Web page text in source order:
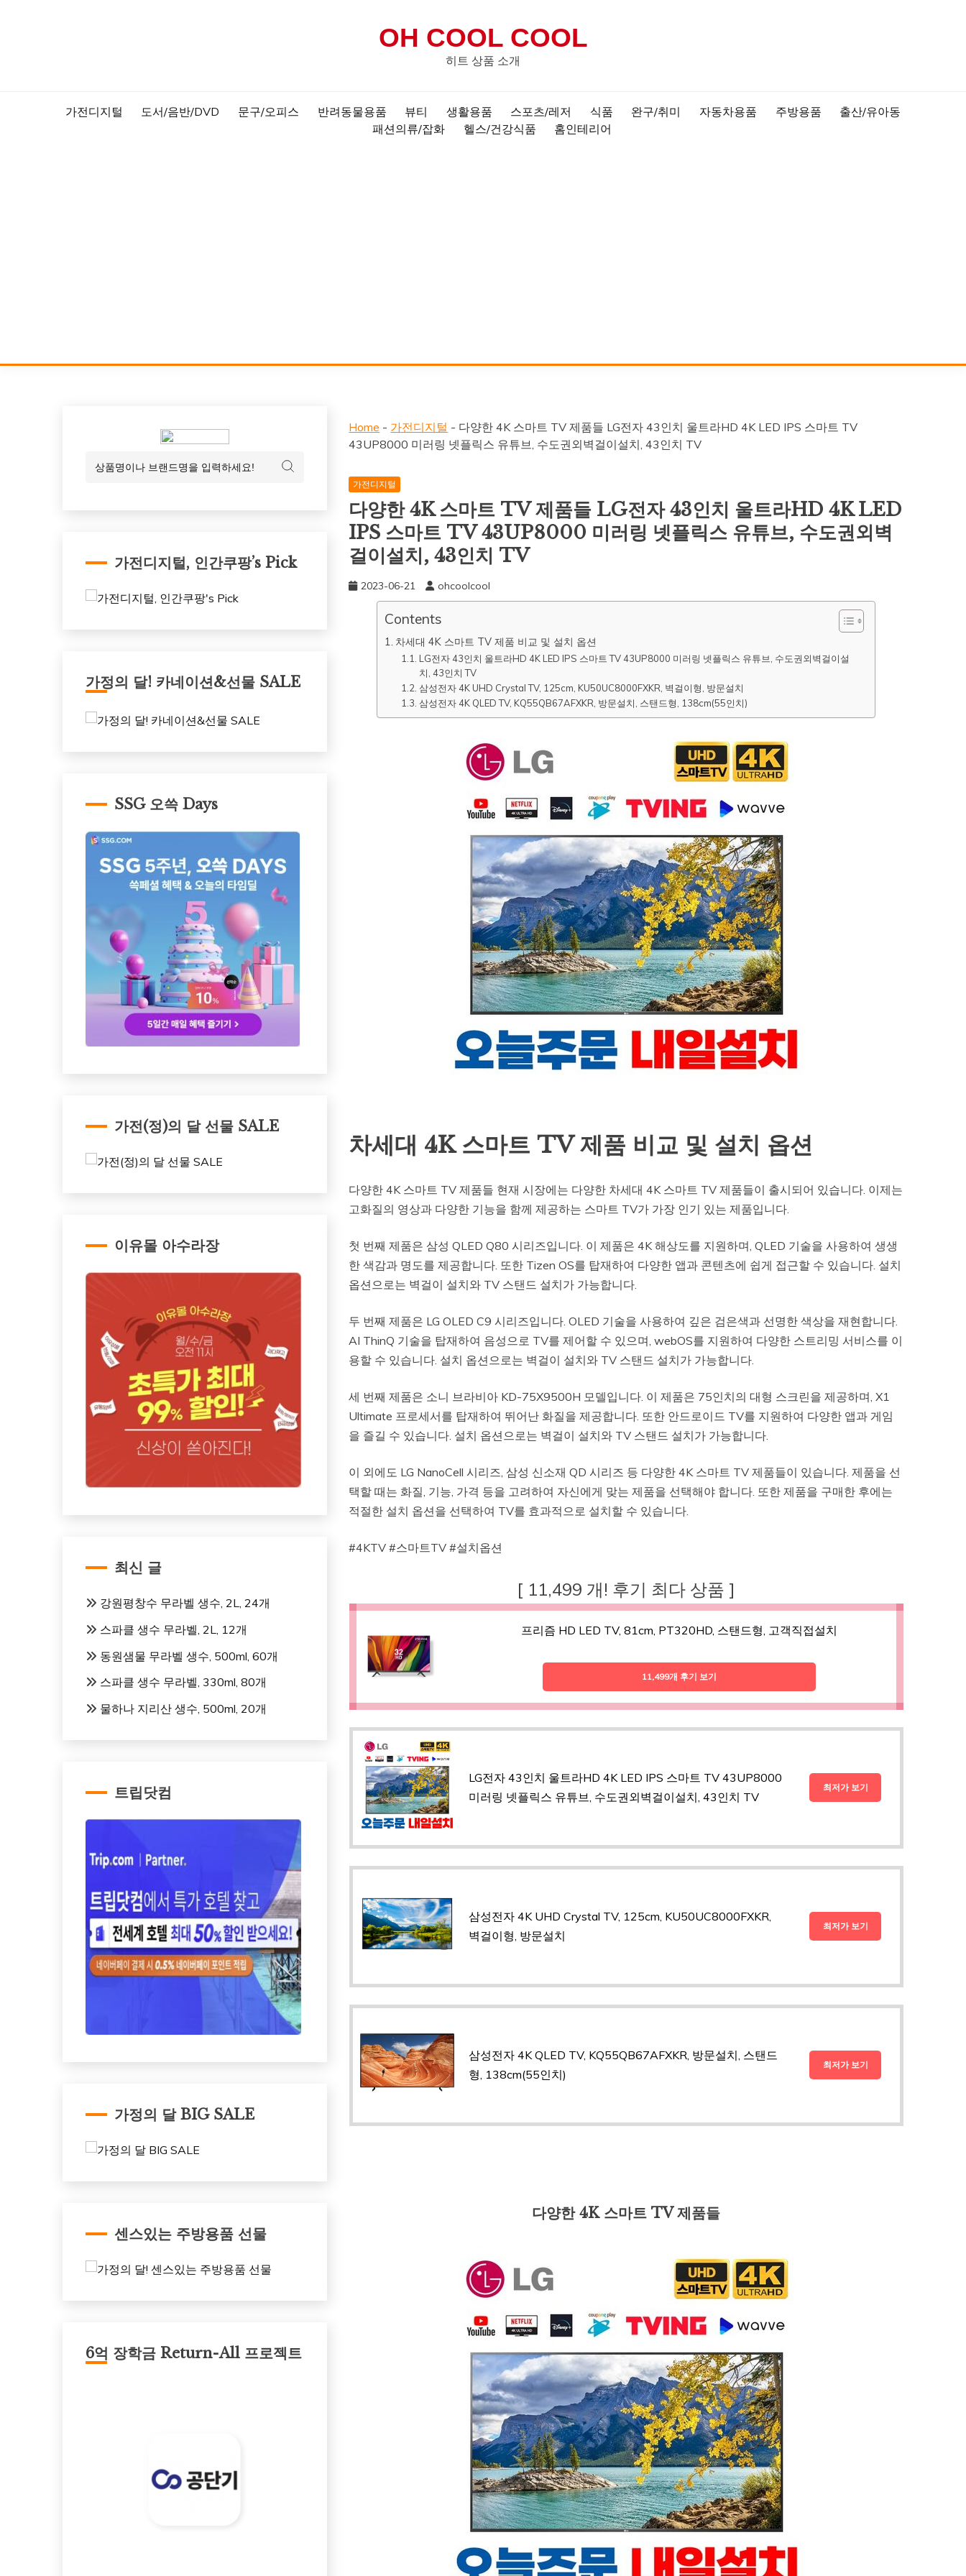
OH COOL COOL
히트 상품 소개
가전디지털 도서/음반/DVD 문구/오피스 반려동물용품 뷰티 생활용품 스포츠/레저 식품 완구/취미 자동차용품 주방용품
출산/유아동
패션의류/잡화
헬스/건강식품 홈인테리어
Home - 가전디지털 - 다양한 4K 스마트 TV 제품들 LG전자 43인치 울트라HD 4K LED IPS 스마트 TV
43UP8000 미러링 넷플릭스 유튜브, 수도권외벽걸이설치, 43인치 TV
가전디지털
다양한 4K 스마트 TV 제품들 LG전자 43인치 울트라HD 4K LED
IPS 스마트 TV 43UP8000 미러링 넷플릭스 유튜브, 수도권외벽
걸이설치, 43인치 TV
2023-06-21 ohcoolcool
Contents
차세대 4K 스마트 TV 제품 비교 및 설치 옵션
LG전자 43인치 울트라HD 4K LED IPS 스마트 TV 43UP8000 미러링 넷플릭스 유튜브, 수도권외벽걸이설
치, 43인치 TV
삼성전자 4K UHD Crystal TV, 125cm, KU50UC8000FXKR, 벽걸이형, 방문설치
삼성전자 4K QLED TV, KQ55QB67AFXKR, 방문설치, 스탠드형, 138cm(55인치)
차세대 4K 스마트 TV 제품 비교 및 설치 옵션
다양한 4K 스마트 TV 제품들 현재 시장에는 다양한 차세대 4K 스마트 TV 제품들이 출시되어 있습니다. 이제는
고화질의 영상과 다양한 기능을 함께 제공하는 스마트 TV가 가장 인기 있는 제품입니다.
첫 번째 제품은 삼성 QLED Q80 시리즈입니다. 이 제품은 4K 해상도를 지원하며, QLED 기술을 사용하여 생생
한 색감과 명도를 제공합니다. 또한 Tizen OS를 탑재하여 다양한 앱과 콘텐츠에 쉽게 접근할 수 있습니다. 설치
옵션으로는 벽걸이 설치와 TV 스탠드 설치가 가능합니다.
두 번째 제품은 LG OLED C9 시리즈입니다. OLED 기술을 사용하여 깊은 검은색과 선명한 색상을 재현합니다.
AI ThinQ 기술을 탑재하여 음성으로 TV를 제어할 수 있으며, webOS를 지원하여 다양한 스트리밍 서비스를 이
용할 수 있습니다. 설치 옵션으로는 벽걸이 설치와 TV 스탠드 설치가 가능합니다.
세 번째 제품은 소니 브라비아 KD-75X9500H 모델입니다. 이 제품은 75인치의 대형 스크린을 제공하며, X1
Ultimate 프로세서를 탑재하여 뛰어난 화질을 제공합니다. 또한 안드로이드 TV를 지원하여 다양한 앱과 게임
을 즐길 수 있습니다. 설치 옵션으로는 벽걸이 설치와 TV 스탠드 설치가 가능합니다.
이 외에도 LG NanoCell 시리즈, 삼성 신소재 QD 시리즈 등 다양한 4K 스마트 TV 제품들이 있습니다. 제품을 선
택할 때는 화질, 기능, 가격 등을 고려하여 자신에게 맞는 제품을 선택해야 합니다. 또한 제품을 구매한 후에는
적절한 설치 옵션을 선택하여 TV를 효과적으로 설치할 수 있습니다.
#4KTV #스마트TV #설치옵션
[ 11,499 개! 후기 최다 상품 ]
프리즘 HD LED TV, 81cm, PT320HD, 스탠드형, 고객직접설치
11,499개 후기 보기
LG전자 43인치 울트라HD 4K LED IPS 스마트 TV 43UP8000
미러링 넷플릭스 유튜브, 수도권외벽걸이설치, 43인치 TV
최저가 보기
삼성전자 4K UHD Crystal TV, 125cm, KU50UC8000FXKR,
벽걸이형, 방문설치
최저가 보기
삼성전자 4K QLED TV, KQ55QB67AFXKR, 방문설치, 스탠드
형, 138cm(55인치)
최저가 보기
다양한 4K 스마트 TV 제품들
가전디지털, 인간쿠팡’s Pick
가정의 달! 카네이션&선물 SALE
SSG 오쓱 Days
가전(정)의 달 선물 SALE
이유몰 아수라장
최신 글
강원평창수 무라벨 생수, 2L, 24개
스파클 생수 무라벨, 2L, 12개
동원샘물 무라벨 생수, 500ml, 60개
스파클 생수 무라벨, 330ml, 80개
물하나 지리산 생수, 500ml, 20개
트립닷컴
가정의 달 BIG SALE
센스있는 주방용품 선물
6억 장학금 Return-All 프로젝트